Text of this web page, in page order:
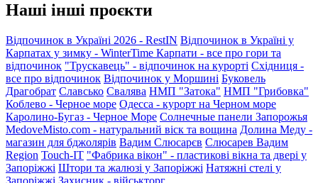
Наші інші проєкти
Відпочинок в Україні 2026 - RestIN Відпочинок в Україні у
Карпатах у зимку - WinterTime Карпати - все про гори та
відпочинок "Трускавець" - відпочинок на курорті Східниця -
все про відпочинок Відпочинок у Моршині Буковель
Драгобрат Славсько Свалява НМП "Затока" НМП "Грибовка"
Коблево - Черное море Одесса - курорт на Черном море
Каролино-Бугаз - Черное Море Солнечные панели Запорожья
MedoveMisto.com - натуральний віск та вощина Долина Меду -
магазин для бджолярів Вадим Слюсарєв Слюсарев Вадим
Region Touch-IT "Фабрика вікон" - пластикові вікна та двері у
Запоріжжі Штори та жалюзі у Запоріжжі Натяжні стелі у